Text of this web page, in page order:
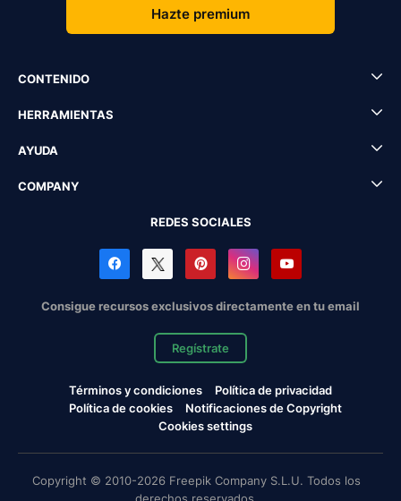
Hazte premium
CONTENIDO
HERRAMIENTAS
AYUDA
COMPANY
REDES SOCIALES
Consigue recursos exclusivos directamente en tu email
Regístrate
Términos y condiciones
Política de privacidad
Política de cookies
Notificaciones de Copyright
Cookies settings
Copyright © 2010-2026 Freepik Company S.L.U. Todos los